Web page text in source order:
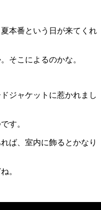
本番という日が来てくれ
そこによるのかな。
ジャケットに惹かれまし
す。
ば、室内に飾るとかなり
。